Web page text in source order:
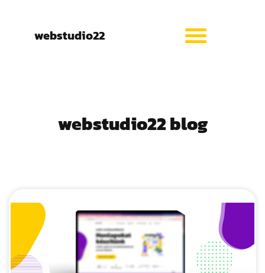
webstudio22
webstudio22 blog